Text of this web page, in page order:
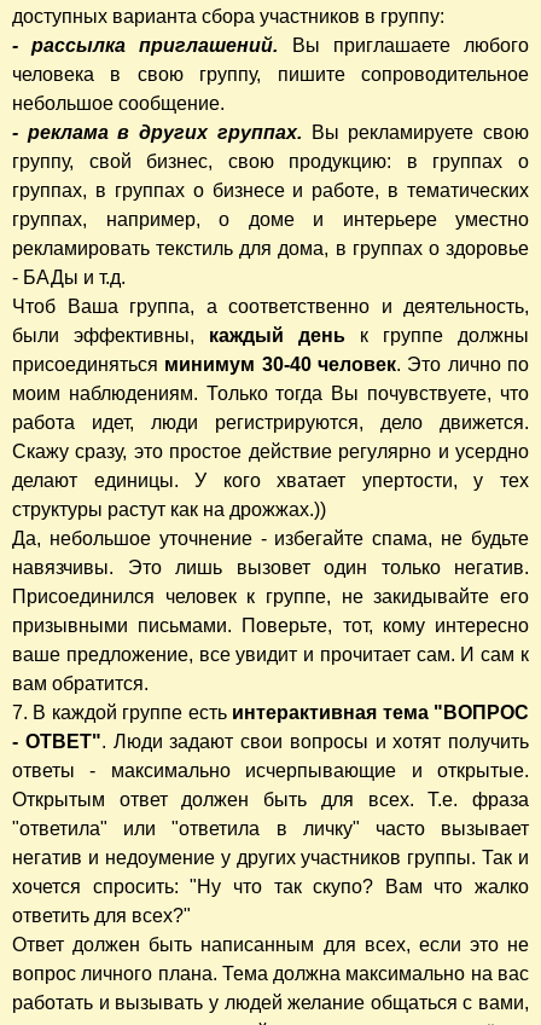
доступных варианта сбора участников в группу:
- рассылка приглашений. Вы приглашаете любого
человека в свою группу, пишите сопроводительное
небольшое сообщение.
- реклама в других группах. Вы рекламируете свою
группу, свой бизнес, свою продукцию: в группах о
группах, в группах о бизнесе и работе, в тематических
группах, например, о доме и интерьере уместно
рекламировать текстиль для дома, в группах о здоровье
- БАДы и т.д.
Чтоб Ваша группа, а соответственно и деятельность,
были эффективны, каждый день к группе должны
присоединяться минимум 30-40 человек. Это лично по
моим наблюдениям. Только тогда Вы почувствуете, что
работа идет, люди регистрируются, дело движется.
Скажу сразу, это простое действие регулярно и усердно
делают единицы. У кого хватает упертости, у тех
структуры растут как на дрожжах.))
Да, небольшое уточнение - избегайте спама, не будьте
навязчивы. Это лишь вызовет один только негатив.
Присоединился человек к группе, не закидывайте его
призывными письмами. Поверьте, тот, кому интересно
ваше предложение, все увидит и прочитает сам. И сам к
вам обратится.
7. В каждой группе есть интерактивная тема "ВОПРОС
- ОТВЕТ". Люди задают свои вопросы и хотят получить
ответы - максимально исчерпывающие и открытые.
Открытым ответ должен быть для всех. Т.е. фраза
"ответила" или "ответила в личку" часто вызывает
негатив и недоумение у других участников группы. Так и
хочется спросить: "Ну что так скупо? Вам что жалко
ответить для всех?"
Ответ должен быть написанным для всех, если это не
вопрос личного плана. Тема должна максимально на вас
работать и вызывать у людей желание общаться с вами,